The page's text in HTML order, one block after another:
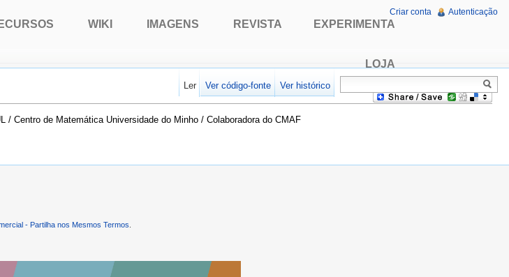
/ Centro de Matemática Universidade do Minho / Colaboradora do CMAF
WIKI IMAGENS REVISTA EXPERIMENTA
LOJA
Criar conta Autenticação
Ler Ver código-fonte Ver histórico
- Partilha nos Mesmos Termos